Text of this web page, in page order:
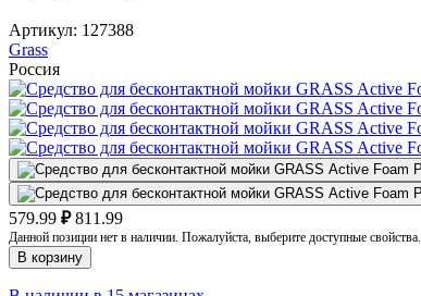
Артикул: 127388
Grass
Россия
579.99 ₽ 811.99
Данной позиции нет в наличии. Пожалуйста, выберите доступные свойства.
В корзину